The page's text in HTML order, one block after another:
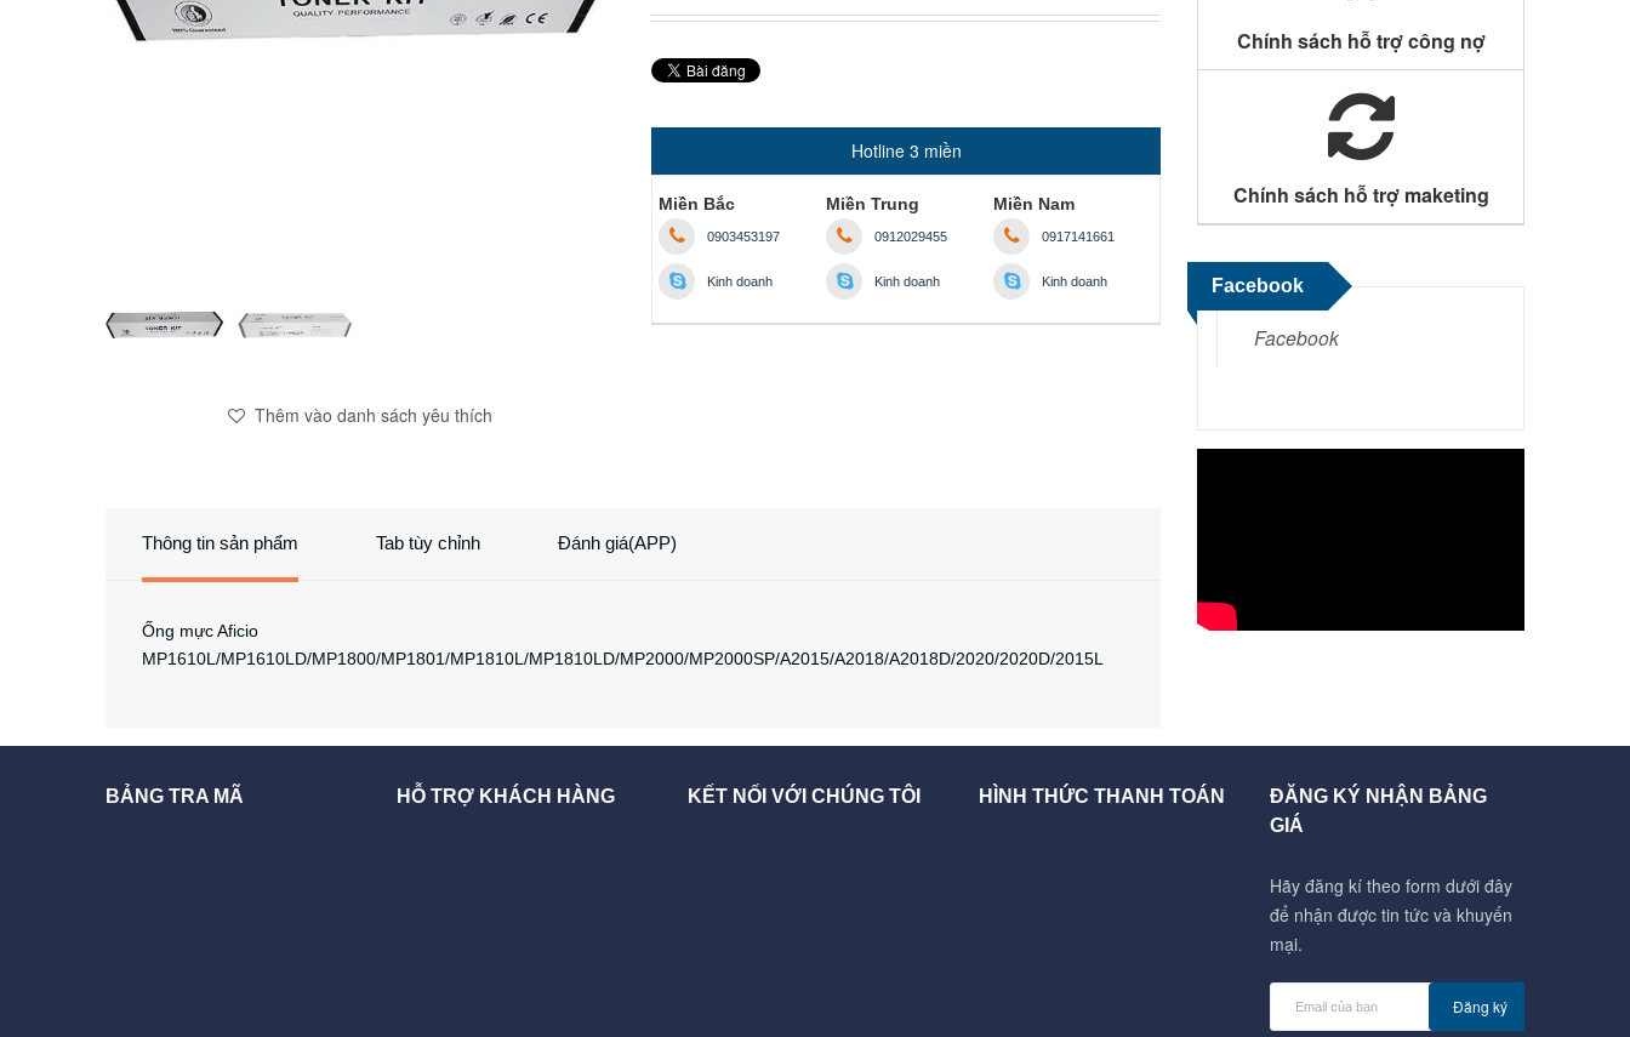
Thêm vào danh sách yêu thích
Hotline 3 miền
Miền Bắc
0903453197
Kinh doanh
Miền Trung
0912029455
Kinh doanh
Miền Nam
0917141661
Kinh doanh
Thông tin sản phẩm Tab tùy chỉnh Đánh giá(APP)
Ống mực Aficio
MP1610L/MP1610LD/MP1800/MP1801/MP1810L/MP1810LD/MP2000/MP2000SP/A2015/A2018/A2018D/2020/2020D/2015L
Chính sách hỗ trợ công nợ
Chính sách hỗ trợ maketing
Facebook
Facebook
BẢNG TRA MÃ HỖ TRỢ KHÁCH HÀNG KẾT NỐI VỚI CHÚNG TÔI HÌNH THỨC THANH TOÁN
ĐĂNG KÝ NHẬN BẢNG
GIÁ
Hãy đăng kí theo form dưới đây
để nhận được tin tức và khuyến
mại.
Đăng ký